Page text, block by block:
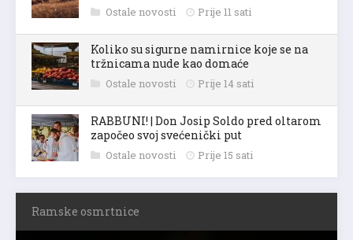
Ostale novosti Prije 11 sati
Koliko su sigurne namirnice koje se na
tržnicama nude kao domaće
Ostale novosti Prije 14 sati
RABBUNI! | Don Josip Soldo pred oltarom
započeo svoj svećenički put
Ostale novosti Prije 15 sati
Ramske osmrtnice